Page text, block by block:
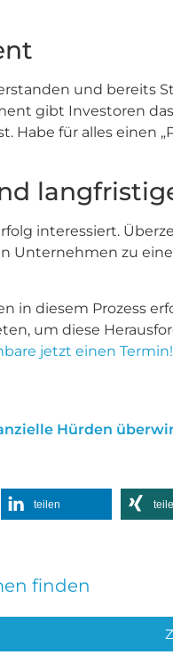
und bereits
gibt Investoren
Habe für alles einen
interessiert.
Unternehmen zu
in diesem Prozess
um diese
jetzt einen Termin!
Hürden
teilen
finden